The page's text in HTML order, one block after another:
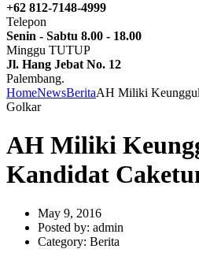
+62 812-7148-4999
Telepon
Senin - Sabtu 8.00 - 18.00
Minggu TUTUP
Jl. Hang Jebat No. 12
Palembang.
HomeNewsBeritaAH Miliki
Golkar
AH Miliki
Kandidat
May 9, 2016
Posted by: admin
Category: Berita